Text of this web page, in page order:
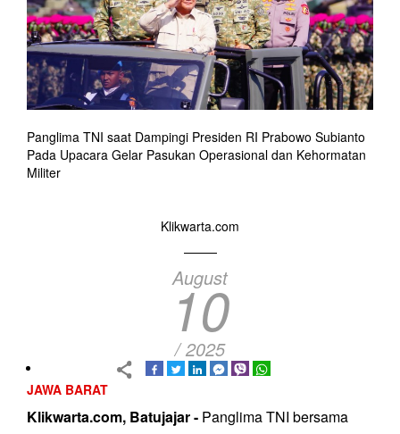
Panglima TNI saat Dampingi Presiden RI Prabowo Subianto
Pada Upacara Gelar Pasukan Operasional dan Kehormatan
Militer
Klikwarta.com
August
10
/ 2025
JAWA BARAT
Klikwarta.com, Batujajar - Panglima TNI bersama